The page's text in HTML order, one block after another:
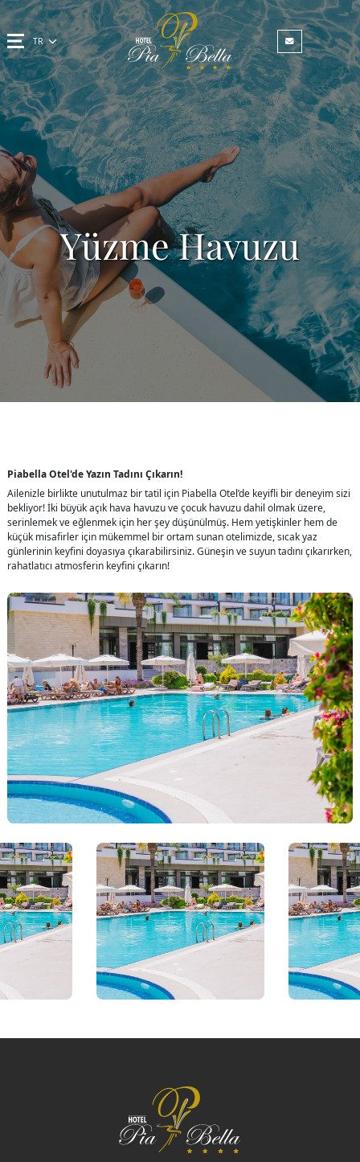
TR
Yüzme Havuzu
Piabella Otel'de Yazın Tadını Çıkarın!
Ailenizle birlikte unutulmaz bir tatil için Piabella Otel’de keyifli bir deneyim sizi
bekliyor! İki büyük açık hava havuzu ve çocuk havuzu dahil olmak üzere,
serinlemek ve eğlenmek için her şey düşünülmüş. Hem yetişkinler hem de
küçük misafirler için mükemmel bir ortam sunan otelimizde, sıcak yaz
günlerinin keyfini doyasıya çıkarabilirsiniz. Güneşin ve suyun tadını çıkarırken,
rahatlatıcı atmosferin keyfini çıkarın!